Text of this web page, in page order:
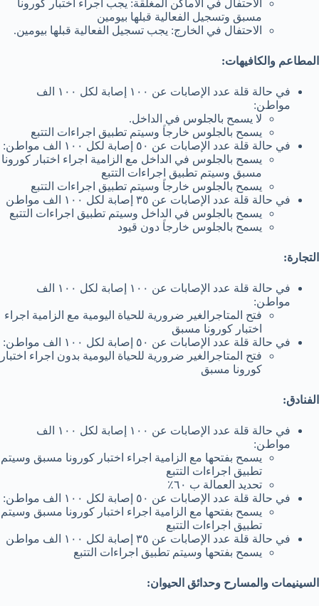
اﻻﺣﺘﻔﺎل ﻓﻲ اﻷﻣﺎﻛﻦ اﻟﻤﻐﻠﻘﺔ: ﯾﺠﺐ اﺟﺮاء اﺧﺘﺒﺎر ﻛﻮروﻧﺎ
ﻣﺴﺒﻖ وﺗﺴﺠﯿﻞ اﻟﻔﻌﺎﻟﯿﺔ ﻗﺒﻠﮭﺎ ﺑﯿﻮﻣﯿﻦ
اﻻﺣﺘﻔﺎل ﻓﻲ اﻟﺨﺎرج: ﯾﺠﺐ ﺗﺴﺠﯿﻞ اﻟﻔﻌﺎﻟﯿﺔ ﻗﺒﻠﮭﺎ ﺑﯿﻮﻣﯿﻦ.
اﻟﻤﻄﺎﻋﻢ واﻟﻜﺎﻓﯿﮭﺎت:
ﻓﻲ ﺣﺎﻟﺔ ﻗﻠﺔ ﻋﺪد اﻹﺻﺎﺑﺎت ﻋﻦ ١٠٠ إﺻﺎﺑﺔ ﻟﻜﻞ ١٠٠ اﻟﻒ
ﻣﻮاطﻦ:
ﻻ ﯾﺴﻤﺢ ﺑﺎﻟﺠﻠﻮس ﻓﻲ اﻟﺪاﺧﻞ.
ﯾﺴﻤﺢ ﺑﺎﻟﺠﻠﻮس ﺧﺎرﺟﺎ وﺳﯿﺘﻢ ﺗﻄﺒﯿﻖ اﺟﺮاءات اﻟﺘﺘﺒﻊ
ﻓﻲ ﺣﺎﻟﺔ ﻗﻠﺔ ﻋﺪد اﻹﺻﺎﺑﺎت ﻋﻦ ٥٠ إﺻﺎﺑﺔ ﻟﻜﻞ ١٠٠ اﻟﻒ ﻣﻮاطﻦ:
ﯾﺴﻤﺢ ﺑﺎﻟﺠﻠﻮس ﻓﻲ اﻟﺪاﺧﻞ ﻣﻊ اﻟﺰاﻣﯿﺔ اﺟﺮاء اﺧﺘﺒﺎر ﻛﻮروﻧﺎ
ﻣﺴﺒﻖ وﺳﯿﺘﻢ ﺗﻄﺒﯿﻖ اﺟﺮاءات اﻟﺘﺘﺒﻊ
ﯾﺴﻤﺢ ﺑﺎﻟﺠﻠﻮس ﺧﺎرﺟﺎ وﺳﯿﺘﻢ ﺗﻄﺒﯿﻖ اﺟﺮاءات اﻟﺘﺘﺒﻊ
ﻓﻲ ﺣﺎﻟﺔ ﻗﻠﺔ ﻋﺪد اﻹﺻﺎﺑﺎت ﻋﻦ ٣٥ إﺻﺎﺑﺔ ﻟﻜﻞ ١٠٠ اﻟﻒ ﻣﻮاطﻦ
ﯾﺴﻤﺢ ﺑﺎﻟﺠﻠﻮس ﻓﻲ اﻟﺪاﺧﻞ وﺳﯿﺘﻢ ﺗﻄﺒﯿﻖ اﺟﺮاءات اﻟﺘﺘﺒﻊ
ﯾﺴﻤﺢ ﺑﺎﻟﺠﻠﻮس ﺧﺎرﺟﺎ دون ﻗﯿﻮد
اﻟﺘﺠﺎرة:
ﻓﻲ ﺣﺎﻟﺔ ﻗﻠﺔ ﻋﺪد اﻹﺻﺎﺑﺎت ﻋﻦ ١٠٠ إﺻﺎﺑﺔ ﻟﻜﻞ ١٠٠ اﻟﻒ
ﻣﻮاطﻦ:
ﻓﺘﺢ اﻟﻤﺘﺎﺟﺮاﻟﻐﯿﺮ ﺿﺮورﯾﺔ ﻟﻠﺤﯿﺎة اﻟﯿﻮﻣﯿﺔ ﻣﻊ اﻟﺰاﻣﯿﺔ اﺟﺮاء
اﺧﺘﺒﺎر ﻛﻮروﻧﺎ ﻣﺴﺒﻖ
ﻓﻲ ﺣﺎﻟﺔ ﻗﻠﺔ ﻋﺪد اﻹﺻﺎﺑﺎت ﻋﻦ ٥٠ إﺻﺎﺑﺔ ﻟﻜﻞ ١٠٠ اﻟﻒ ﻣﻮاطﻦ:
ﻓﺘﺢ اﻟﻤﺘﺎﺟﺮاﻟﻐﯿﺮ ﺿﺮورﯾﺔ ﻟﻠﺤﯿﺎة اﻟﯿﻮﻣﯿﺔ ﺑﺪون اﺟﺮاء اﺧﺘﺒﺎر
ﻛﻮروﻧﺎ ﻣﺴﺒﻖ
اﻟﻔﻨﺎدق:
ﻓﻲ ﺣﺎﻟﺔ ﻗﻠﺔ ﻋﺪد اﻹﺻﺎﺑﺎت ﻋﻦ ١٠٠ إﺻﺎﺑﺔ ﻟﻜﻞ ١٠٠ اﻟﻒ
ﻣﻮاطﻦ:
ﯾﺴﻤﺢ ﺑﻔﺘﺤﮭﺎ ﻣﻊ اﻟﺰاﻣﯿﺔ اﺟﺮاء اﺧﺘﺒﺎر ﻛﻮروﻧﺎ ﻣﺴﺒﻖ وﺳﯿﺘﻢ
ﺗﻄﺒﯿﻖ اﺟﺮاءات اﻟﺘﺘﺒﻊ
ﺗﺤﺪﯾﺪ اﻟﻌﻤﺎﻟﺔ ب ٦٠٪
ﻓﻲ ﺣﺎﻟﺔ ﻗﻠﺔ ﻋﺪد اﻹﺻﺎﺑﺎت ﻋﻦ ٥٠ إﺻﺎﺑﺔ ﻟﻜﻞ ١٠٠ اﻟﻒ ﻣﻮاطﻦ:
ﯾﺴﻤﺢ ﺑﻔﺘﺤﮭﺎ ﻣﻊ اﻟﺰاﻣﯿﺔ اﺟﺮاء اﺧﺘﺒﺎر ﻛﻮروﻧﺎ ﻣﺴﺒﻖ وﺳﯿﺘﻢ
ﺗﻄﺒﯿﻖ اﺟﺮاءات اﻟﺘﺘﺒﻊ
ﻓﻲ ﺣﺎﻟﺔ ﻗﻠﺔ ﻋﺪد اﻹﺻﺎﺑﺎت ﻋﻦ ٣٥ إﺻﺎﺑﺔ ﻟﻜﻞ ١٠٠ اﻟﻒ ﻣﻮاطﻦ
ﯾﺴﻤﺢ ﺑﻔﺘﺤﮭﺎ وﺳﯿﺘﻢ ﺗﻄﺒﯿﻖ اﺟﺮاءات اﻟﺘﺘﺒﻊ
اﻟﺴﯿﻨﯿﻤﺎت واﻟﻤﺴﺎرح وﺣﺪاﺋﻖ اﻟﺤﯿﻮان: